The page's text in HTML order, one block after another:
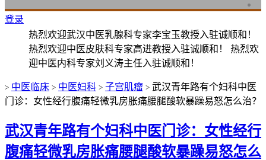
登录
热烈欢迎武汉中医乳腺科专家李宝玉教授入驻诚顺和！
热烈欢迎中医皮肤科专家高进教授入驻诚顺和！ 热烈欢
迎中医内科专家刘义涛主任入驻诚顺和！
> 中医临床 > 中医妇科 > 子宫肌瘤 > 武汉青年路有个妇科中医
门诊：女性经行腹痛轻微乳房胀痛腰腿酸软暴躁易怒怎么治？
武汉青年路有个妇科中医门诊：女性经行
腹痛轻微乳房胀痛腰腿酸软暴躁易怒怎么